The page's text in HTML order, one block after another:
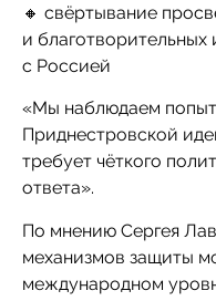
🔸 свёртывание
и
с Россией
«Мы наблюдаем
Приднестровской
требует чёткого
ответа».
По мнению Сергея
механизмов защиты
международном